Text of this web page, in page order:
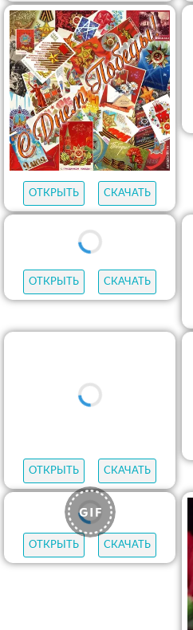
ОТКРЫТЬ СКАЧАТЬ
ОТКРЫТЬ